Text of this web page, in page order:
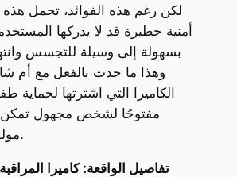
لكن رغم هذه الفوائد، تحمل هذه
أمنية خطيرة قد لا يدركها
بسهولة إلى وسيلة للتجسس
وهذا ما حدث بالفعل مع أم
الكاميرا التي اشترتها لحماية
مفتوحًا لشخص مجهول
مولودها دون علمها.
تفاصيل الواقعة: كاميرا